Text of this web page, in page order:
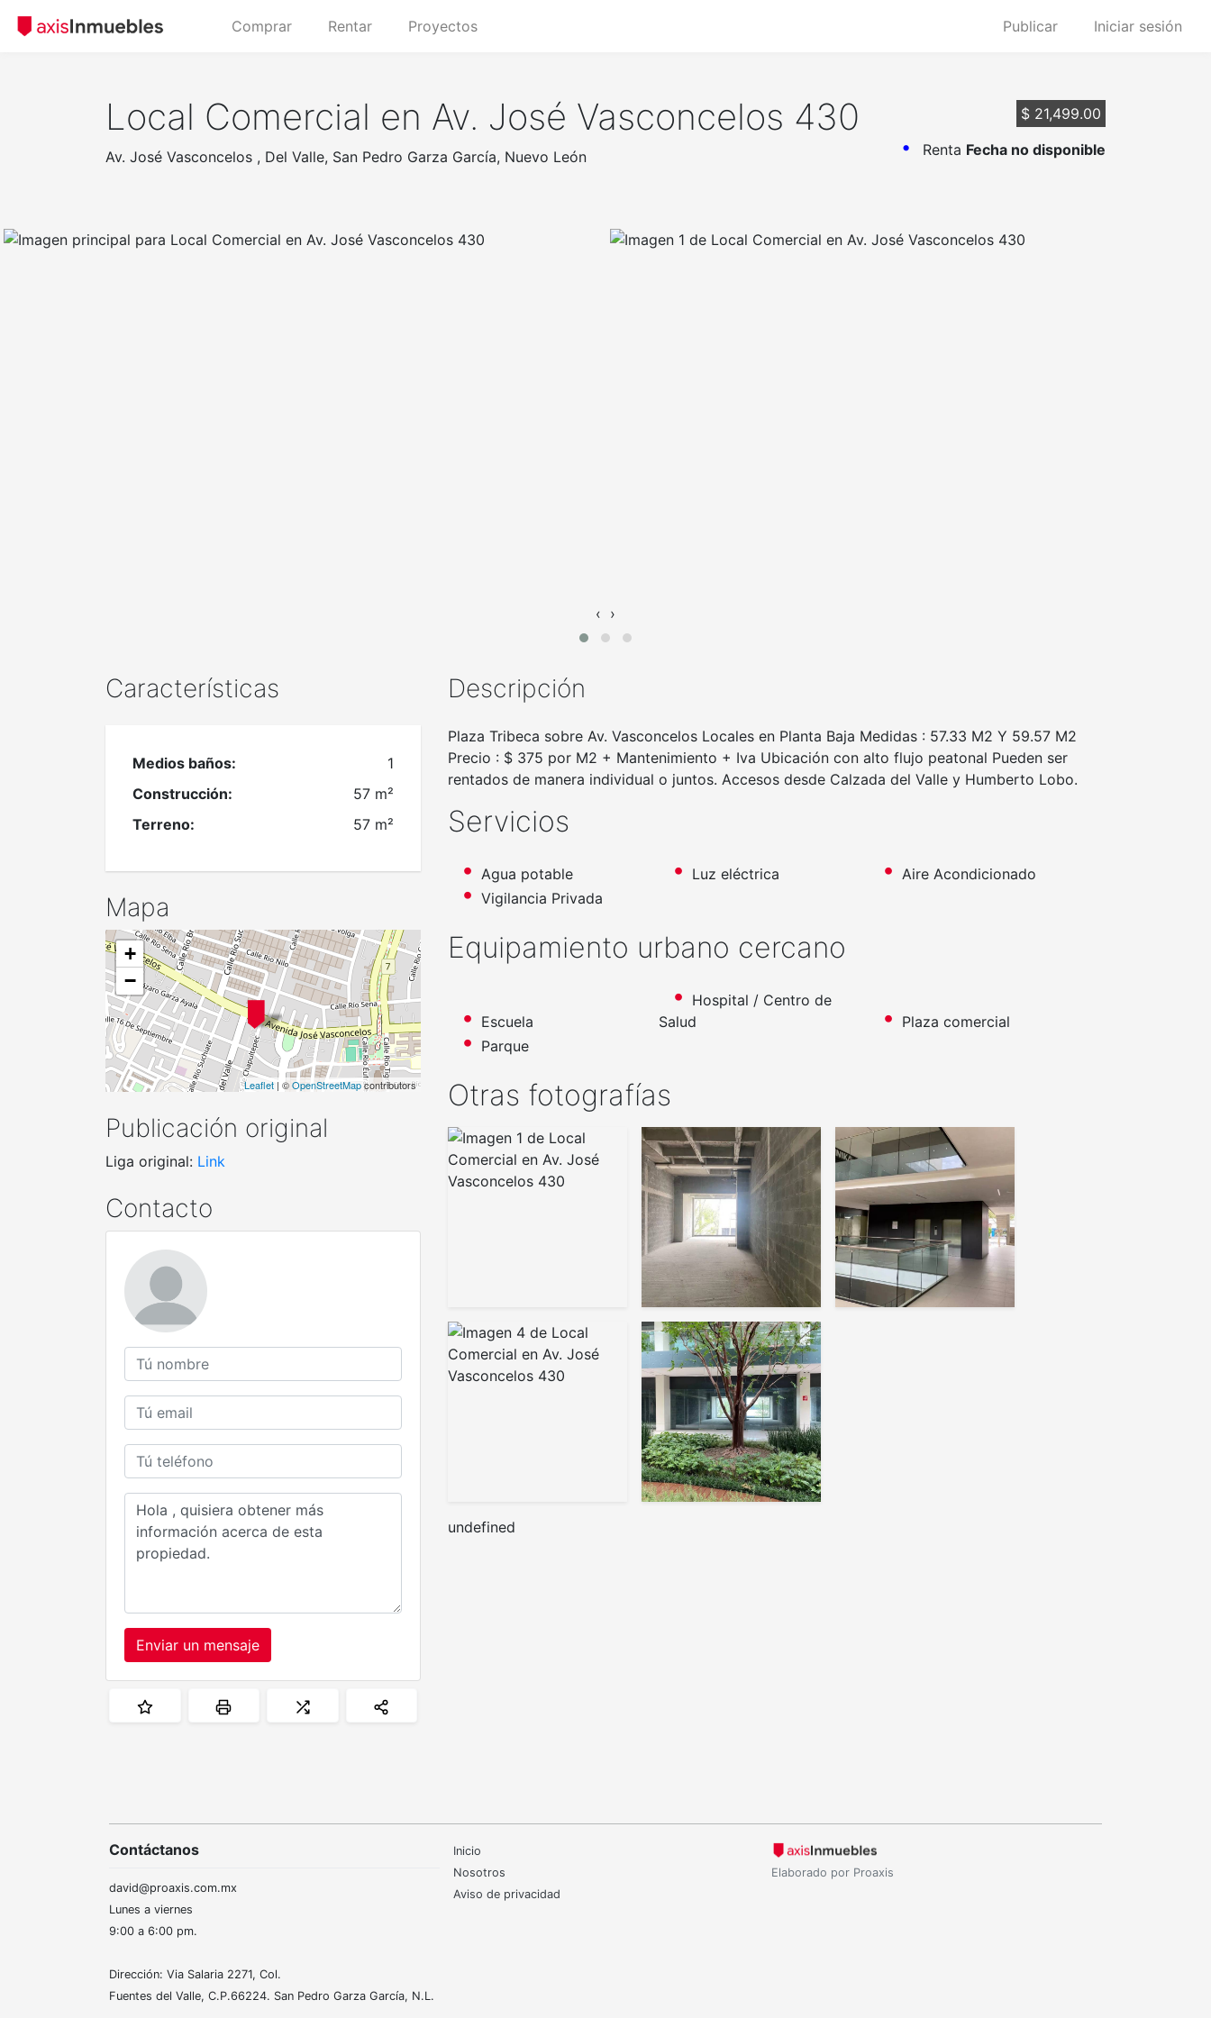
Comprar Rentar Proyectos Publicar Iniciar sesión
Local Comercial en Av. José Vasconcelos 430
Av. José Vasconcelos , Del Valle, San Pedro Garza García, Nuevo León
$ 21,499.00
Renta Fecha no disponible
‹ ›
Características
Medios baños:
1
Construcción:
57 m²
Terreno:
57 m²
Mapa
+
−
Leaflet | ©OpenStreetMapcontributors
Publicación original
Liga original: Link
Contacto
Enviar un mensaje
Descripción
Plaza Tribeca sobre Av. Vasconcelos Locales en Planta Baja Medidas : 57.33 M2 Y 59.57 M2
Precio : $ 375 por M2 + Mantenimiento + Iva Ubicación con alto flujo peatonal Pueden ser
rentados de manera individual o juntos. Accesos desde Calzada del Valle y Humberto Lobo.
Servicios
Agua potable Luz eléctrica
Aire Acondicionado
Vigilancia Privada
Equipamiento urbano cercano
Escuela
Hospital / Centro de
Salud
Plaza comercial
Parque
Otras fotografías
undefined
Contáctanos
david@proaxis.com.mx
Lunes a viernes
9:00 a 6:00 pm.
Dirección: Via Salaria 2271, Col.
Fuentes del Valle, C.P.66224. San Pedro Garza García, N.L.
Inicio
Nosotros
Aviso de privacidad
Elaborado por Proaxis